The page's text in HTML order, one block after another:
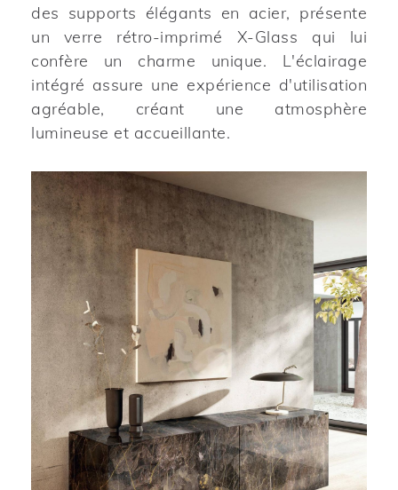
des supports élégants en acier, présente
un verre rétro-imprimé X-Glass qui lui
confère un charme unique. L'éclairage
intégré assure une expérience d'utilisation
agréable, créant une atmosphère
lumineuse et accueillante.